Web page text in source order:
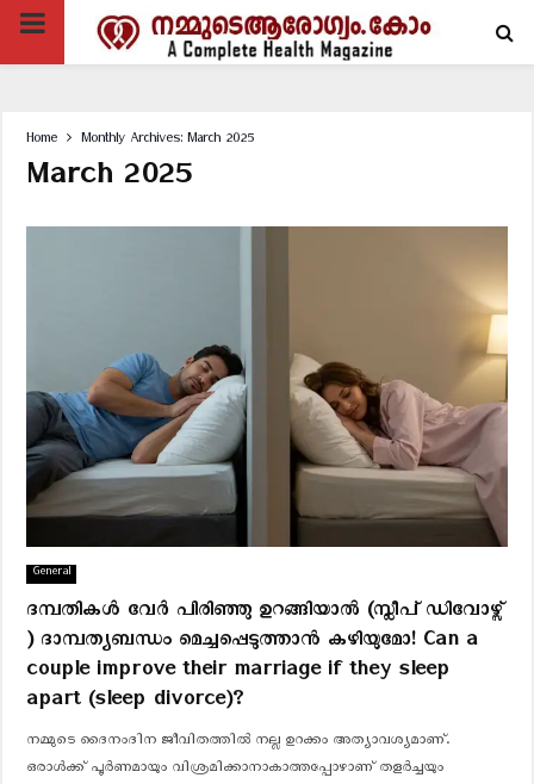
PRIMARY
Home Monthly Archives: March 2025
March 2025
General
ദമ്പതികൾ വേർ പിരിഞ്ഞു ഉറങ്ങിയാൽ (സ്ലീപ് ഡിവോഴ്സ്
) ദാമ്പത്യബന്ധം മെച്ചപ്പെടുത്താൻ കഴിയുമോ! Can a
couple improve their marriage if they sleep
apart (sleep divorce)?
നമ്മുടെ ദൈനംദിന ജീവിതത്തിൽ നല്ല ഉറക്കം അത്യാവശ്യമാണ്.
ഒരാൾക്ക് പൂർണമായും വിശ്രമിക്കാനാകാത്തപ്പോഴാണ് തളർച്ചയും